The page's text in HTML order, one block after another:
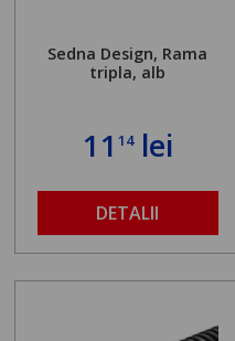
Sedna Design, Rama
tripla, alb
11 14lei
DETALII